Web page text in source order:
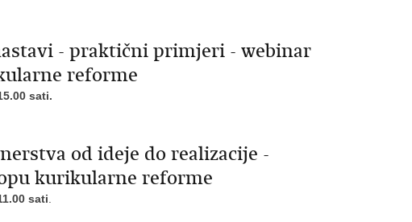
- praktični primjeri - webinar
reforme
sati.
od ideje do realizacije -
kurikularne reforme
sati